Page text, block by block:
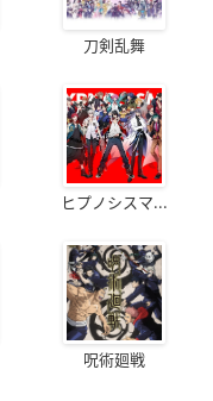
刀剣乱舞
ヒプノシスマ...
呪術廻戦